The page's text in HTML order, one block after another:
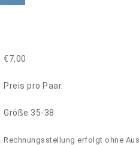
€7,00
Preis pro Paar.
Größe 35-38
Rechnungsstellung erfolgt ohne